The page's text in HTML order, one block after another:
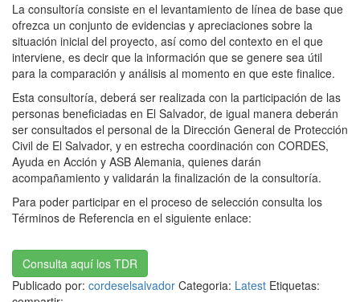
La consultoría consiste en el levantamiento de línea de base que
ofrezca un conjunto de evidencias y apreciaciones sobre la
situación inicial del proyecto, así como del contexto en el que
interviene, es decir que la información que se genere sea útil
para la comparación y análisis al momento en que este finalice.
Esta consultoría, deberá ser realizada con la participación de las
personas beneficiadas en El Salvador, de igual manera deberán
ser consultados el personal de la Dirección General de Protección
Civil de El Salvador, y en estrecha coordinación con CORDES,
Ayuda en Acción y ASB Alemania, quienes darán
acompañamiento y validarán la finalización de la consultoría.
Para poder participar en el proceso de selección consulta los
Términos de Referencia en el siguiente enlace:
Consulta aquí los TDR
Publicado por: cordeselsalvador Categoria: Latest Etiquetas: